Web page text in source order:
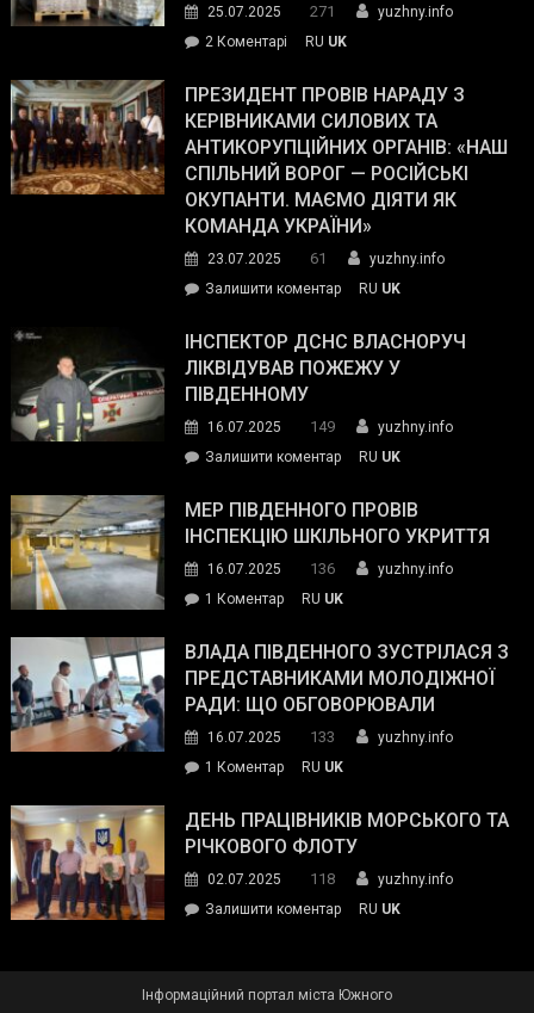
The
Street
Journal.
25.07.2025 271
yuzhny.info
2 Коментарі
Південному
працівникам
ОПЗ
з
матеріального
резерву
гуманітарну
допомогу
RU UK
ПРЕЗИДЕНТ ПРОВІВ НАРАДУ З
КЕРІВНИКАМИ СИЛОВИХ ТА
АНТИКОРУПЦІЙНИХ ОРГАНІВ: «НАШ
СПІЛЬНИЙ ВОРОГ — РОСІЙСЬКІ
ОКУПАНТИ. МАЄМО ДІЯТИ ЯК
КОМАНДА УКРАЇНИ»
23.07.2025 61
yuzhny.info
Залишити коментарon
провів
нараду
силових
та
органів:
«Наш
спільний
окупанти.
Маємо
діяти
команда
RU UK
ІНСПЕКТОР ДСНС ВЛАСНОРУЧ
ЛІКВІДУВАВ ПОЖЕЖУ У
ПІВДЕННОМУ
16.07.2025 149
yuzhny.info
Залишити коментарon
ДСНС
власноруч
пожежу
у
RU UK
МЕР ПІВДЕННОГО ПРОВІВ
ІНСПЕКЦІЮ ШКІЛЬНОГО УКРИТТЯ
16.07.2025 136
yuzhny.info
1 Коментардо
Південного
провів
інспекцію
укриття
RU UK
ВЛАДА ПІВДЕННОГО ЗУСТРІЛАСЯ З
ПРЕДСТАВНИКАМИ МОЛОДІЖНОЇ
РАДИ: ЩО ОБГОВОРЮВАЛИ
16.07.2025 133
yuzhny.info
1 Коментардо
Південного
зустрілася
представниками
молодіжної
обговорювали
RU UK
ДЕНЬ ПРАЦІВНИКІВ МОРСЬКОГО ТА
РІЧКОВОГО ФЛОТУ
02.07.2025 118
yuzhny.info
Залишити коментарon
RU UK
Інформаційний портал міста Южного